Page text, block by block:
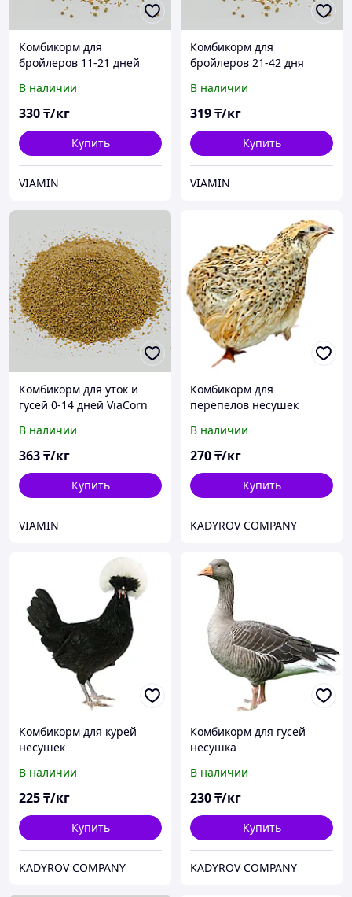
Комбикорм для
бройлеров 11-21 дней
В наличии
330₸/кг
Купить
VIAMIN
Комбикорм для
бройлеров 21-42 дня
В наличии
319₸/кг
Купить
VIAMIN
Комбикорм для уток и
гусей 0-14 дней ViaCorn
В наличии
363₸/кг
Купить
VIAMIN
Комбикорм для
перепелов несушек
В наличии
270₸/кг
Купить
KADYROV COMPANY
Комбикорм для курей
несушек
В наличии
225₸/кг
Купить
KADYROV COMPANY
Комбикорм для гусей
несушка
В наличии
230₸/кг
Купить
KADYROV COMPANY